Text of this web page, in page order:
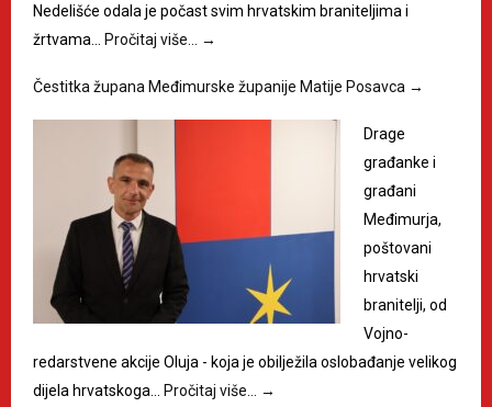
Nedelišće odala je počast svim hrvatskim braniteljima i
žrtvama… Pročitaj više… →
Čestitka župana Međimurske županije Matije Posavca →
Drage
građanke i
građani
Međimurja,
poštovani
hrvatski
branitelji, od
Vojno-
redarstvene akcije Oluja - koja je obilježila oslobađanje velikog
dijela hrvatskoga… Pročitaj više… →